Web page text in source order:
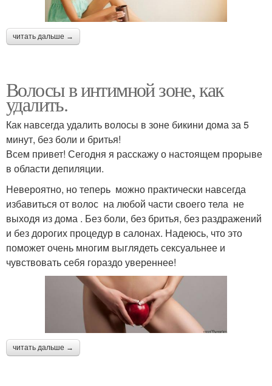
читать дальше →
Волосы в интимной зоне, как
удалить.
Как навсегда удалить волосы в зоне бикини дома за 5
минут, без боли и бритья!
Всем привет! Сегодня я расскажу о настоящем прорыве
в области депиляции.
Невероятно, но теперь можно практически навсегда
избавиться от волос на любой части своего тела не
выходя из дома . Без боли, без бритья, без раздражений
и без дорогих процедур в салонах. Надеюсь, что это
поможет очень многим выглядеть сексуальнее и
чувствовать себя гораздо увереннее!
читать дальше →